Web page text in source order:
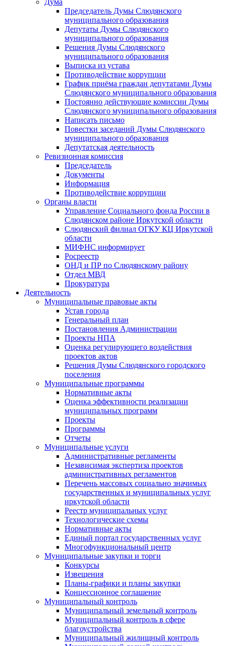
Дума
Председатель Думы Слюдянского
муниципального образования
Депутаты Думы Слюдянского
муниципального образования
Решения Думы Слюдянского
муниципального образования
Выписка из устава
Противодействие коррупции
График приёма граждан депутатами Думы
Слюдянского муниципального образования
Постоянно действующие комиссии Думы
Слюдянского муниципального образования
Написать письмо
Повестки заседаний Думы Слюдянского
муниципального образования
Депутатская деятельность
Ревизионная комиссия
Председатель
Документы
Информация
Противодействие коррупции
Органы власти
Управление Социального фонда России в
Слюдянском районе Иркутской области
Слюдянский филиал ОГКУ КЦ Иркутской
области
МИФНС информирует
Росреестр
ОНД и ПР по Слюдянскому району
Отдел МВД
Прокуратура
Деятельность
Муниципальные правовые акты
Устав города
Генеральный план
Постановления Администрации
Проекты НПА
Оценка регулирующего воздействия
проектов актов
Решения Думы Слюдянского городского
поселения
Муниципальные программы
Нормативные акты
Оценка эффективности реализации
муниципальных программ
Проекты
Программы
Отчеты
Муниципальные услуги
Административные регламенты
Независимая экспертиза проектов
административных регламентов
Перечень массовых социально значимых
государственных и муниципальных услуг
иркутской области
Реестр муниципальных услуг
Технологические схемы
Нормативные акты
Единый портал государственных услуг
Многофункциональный центр
Муниципальные закупки и торги
Конкурсы
Извещения
Планы-графики и планы закупки
Концессионное соглашение
Муниципальный контроль
Муниципальный земельный контроль
Муниципальный контроль в сфере
благоустройства
Муниципальный жилищный контроль